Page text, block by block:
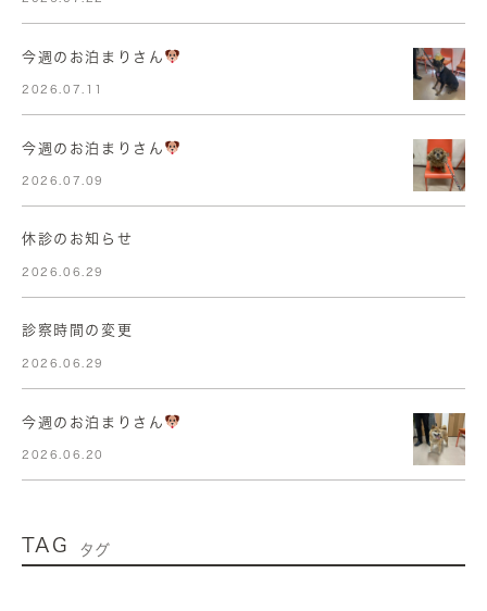
今週のお泊まりさん
2026.07.11
今週のお泊まりさん
2026.07.09
休診のお知らせ
2026.06.29
診察時間の変更
2026.06.29
今週のお泊まりさん
2026.06.20
TAG タグ